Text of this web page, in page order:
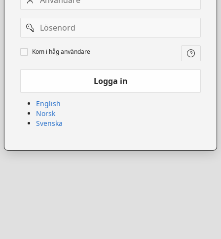
Lösenord
Kom
ihåg
Kom i håg användare
Logga in
English
Norsk
Svenska